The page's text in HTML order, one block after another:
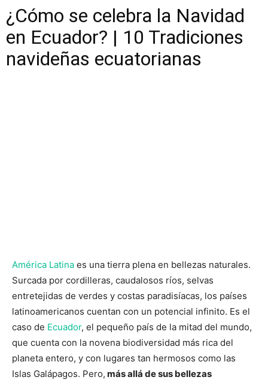
¿Cómo se celebra la Navidad
en Ecuador? | 10 Tradiciones
navideñas ecuatorianas
América Latina es una tierra plena en bellezas naturales.
Surcada por cordilleras, caudalosos ríos, selvas
entretejidas de verdes y costas paradisíacas, los países
latinoamericanos cuentan con un potencial infinito. Es el
caso de Ecuador, el pequeño país de la mitad del mundo,
que cuenta con la novena biodiversidad más rica del
planeta entero, y con lugares tan hermosos como las
Islas Galápagos. Pero, más allá de sus bellezas